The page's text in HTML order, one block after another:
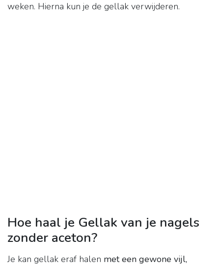
weken. Hierna kun je de gellak verwijderen.
Hoe haal je Gellak van je nagels
zonder aceton?
Je kan gellak eraf halen met een gewone vijl,